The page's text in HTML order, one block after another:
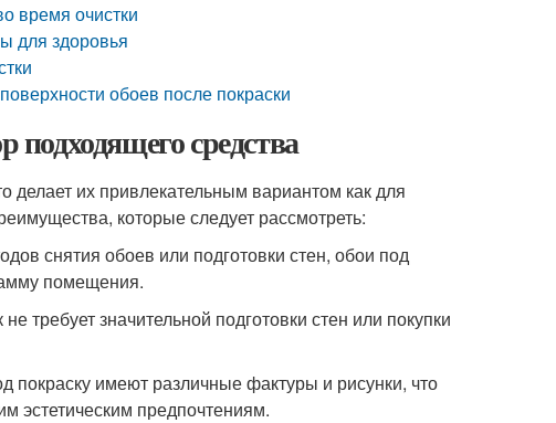
время очистки
для здоровья
обоев после покраски
подходящего средства
их привлекательным вариантом как для
которые следует рассмотреть:
снятия обоев или подготовки стен, обои под
помещения.
требует значительной подготовки стен или покупки
покраску имеют различные фактуры и рисунки, что
эстетическим предпочтениям.